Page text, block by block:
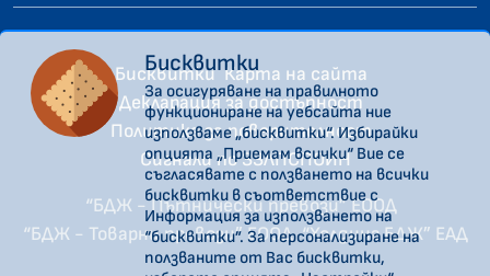
Бисквитки Карта на сайта
Декларация за достъпност
Политика за поверителност
Сигнали по ЗЗЛПСПОИН
“БДЖ - Пътнически превози” ЕООД
“БДЖ - Товарни превози” ЕООД “Холдинг БДЖ” ЕАД
Бисквитки
За осигуряване на правилното
функциониране на уебсайта ние
използваме „бисквитки“. Избирайки
опцията „Приемам всички“ Вие се
съгласявате с ползването на всички
бисквитки в съответствие с
Информация за използването на
“бисквитки”. За персонализиране на
ползваните от Вас бисквитки,